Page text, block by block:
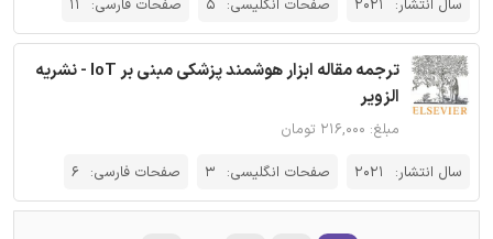
سال انتشار:
2021 صفحات انگلیسی: 5 صفحات فارسی: 11
ترجمه مقاله ابزار هوشمند پزشکی مبنی بر IoT - نشریه
الزویر
مبلغ: ۲۱۶,۰۰۰ تومان
سال انتشار:
2021 صفحات انگلیسی: 3 صفحات فارسی: 6